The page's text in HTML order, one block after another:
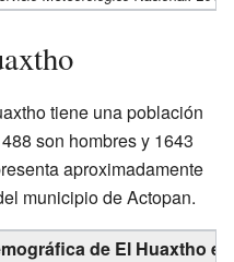
tiene una población
son hombres y 1643
aproximadamente
municipio de Actopan.
de El Huaxtho